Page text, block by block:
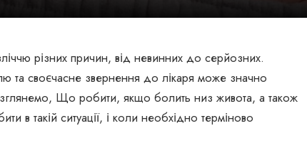
різних причин, від невинних до серйозних.
своєчасне звернення до лікаря може значно
Що робити, якщо болить низ живота, а також
в такій ситуації, і коли необхідно терміново